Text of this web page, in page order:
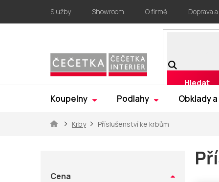
obsah
Služby Showroom O firmě Doprava
Hledat
Koupelny Podlahy Obklady
DomůKrby Příslušenství ke krbům
Cena